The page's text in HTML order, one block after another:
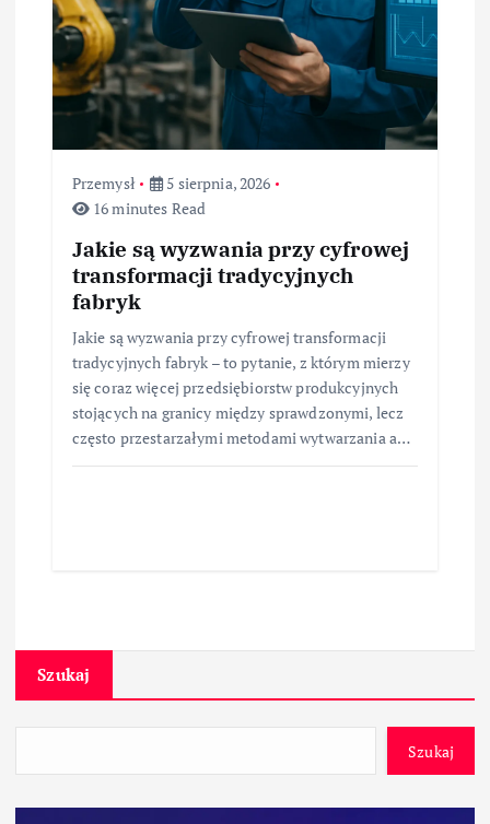
Przemysł
5 sierpnia, 2026
16 minutes Read
Jakie są wyzwania przy cyfrowej
transformacji tradycyjnych
fabryk
Jakie są wyzwania przy cyfrowej transformacji
tradycyjnych fabryk – to pytanie, z którym mierzy
się coraz więcej przedsiębiorstw produkcyjnych
stojących na granicy między sprawdzonymi, lecz
często przestarzałymi metodami wytwarzania a…
Szukaj
Szukaj